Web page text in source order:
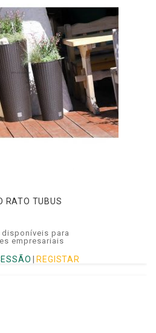
RATO TUBUS
disponíveis para
empresariais
REGISTAR